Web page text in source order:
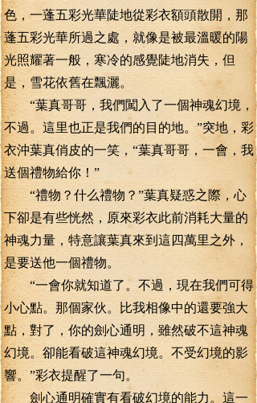
色，一蓬五彩光華陡地從彩衣額頭散開，那
蓬五彩光華所過之處，就像是被最溫暖的陽
光照耀著一般，寒冷的感覺陡地消失，但
是，雪花依舊在飄灑。
“葉真哥哥，我們闖入了一個神魂幻境，
不過。這里也正是我們的目的地。”突地，彩
衣沖葉真俏皮的一笑，“葉真哥哥，一會，我
送個禮物給你！”
“禮物？什么禮物？”葉真疑惑之際，心
下卻是有些恍然，原來彩衣此前消耗大量的
神魂力量，特意讓葉真來到這四萬里之外，
是要送他一個禮物。
“一會你就知道了。不過，現在我們可得
小心點。那個家伙。比我相像中的還要強大
點，對了，你的劍心通明，雖然破不這神魂
幻境。卻能看破這神魂幻境。不受幻境的影
響。”彩衣提醒了一句。
劍心通明確實有看破幻境的能力。這一